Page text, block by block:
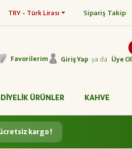
TRY - Türk Lirası Sipariş Takip
Favorilerim Giriş Yap ya da Üye Ol
ÜRÜNLER KAHVE
kargo !